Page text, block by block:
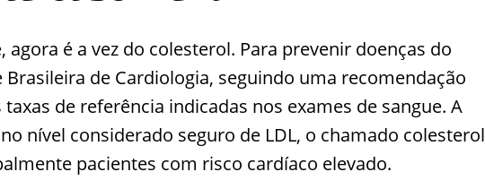
agora é a vez do colesterol. Para prevenir doenças do
Brasileira de Cardiologia, seguindo uma recomendação
de referência indicadas nos exames de sangue. A
nível considerado seguro de LDL, o chamado colesterol
pacientes com risco cardíaco elevado.